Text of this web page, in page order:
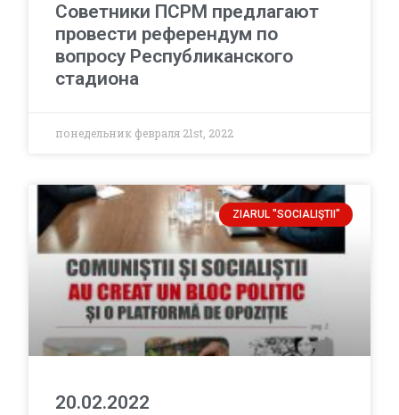
Советники ПСРМ предлагают
провести референдум по
вопросу Республиканского
стадиона
понедельник февраля 21st, 2022
ZIARUL "SOCIALIŞTII"
20.02.2022